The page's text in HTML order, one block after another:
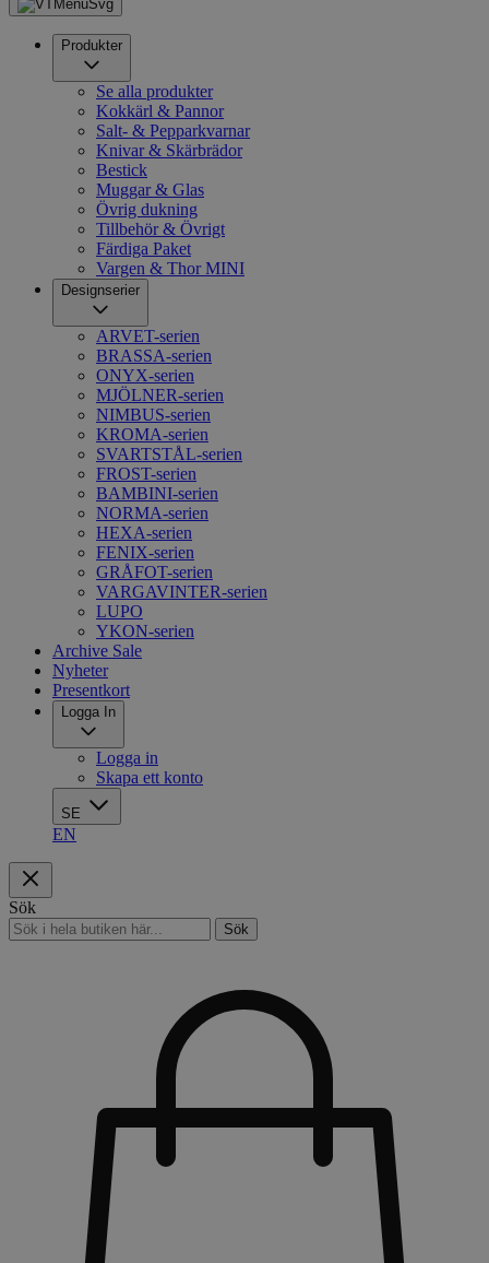
Produkter
Se alla produkter
Kokkärl & Pannor
Salt- & Pepparkvarnar
Knivar & Skärbrädor
Bestick
Muggar & Glas
Övrig dukning
Tillbehör & Övrigt
Färdiga Paket
Vargen & Thor MINI
Designserier
ARVET-serien
BRASSA-serien
ONYX-serien
MJÖLNER-serien
NIMBUS-serien
KROMA-serien
SVARTSTÅL-serien
FROST-serien
BAMBINI-serien
NORMA-serien
HEXA-serien
FENIX-serien
GRÅFOT-serien
VARGAVINTER-serien
LUPO
YKON-serien
Archive Sale
Nyheter
Presentkort
Logga In
Logga in
Skapa ett konto
SE
EN
Sök
Sök